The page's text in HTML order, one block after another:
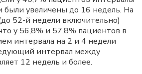
увеличены до 16 недель. На
52-й недели включительно)
у 56,8% и 57,8% пациентов в
интервала на 2 и 4 недели
интервал между
12 недель и более.